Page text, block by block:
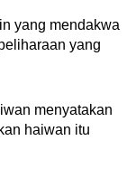
yang mendakwa
yang
menyatakan
haiwan itu